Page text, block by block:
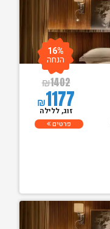
₪1402
₪1177
16%
הנחה
זוג, ללילה
פרטים